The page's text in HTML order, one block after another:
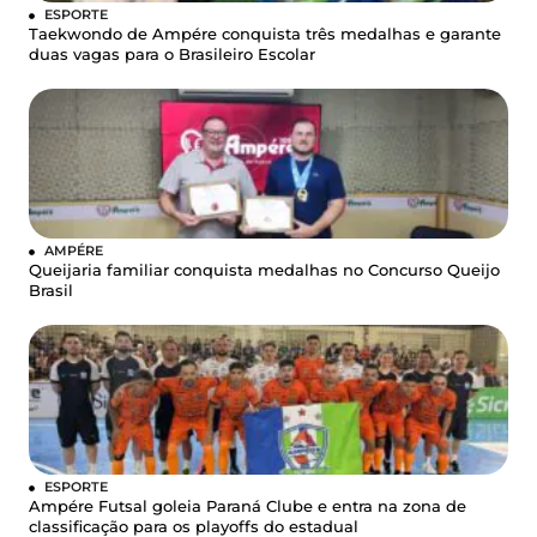
ESPORTE
Taekwondo de Ampére conquista três medalhas e garante
duas vagas para o Brasileiro Escolar
AMPÉRE
Queijaria familiar conquista medalhas no Concurso Queijo
Brasil
ESPORTE
Ampére Futsal goleia Paraná Clube e entra na zona de
classificação para os playoffs do estadual